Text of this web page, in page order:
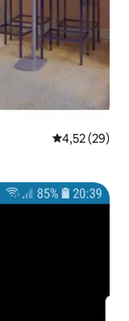
4,52 af 5 í
4,52 (29)